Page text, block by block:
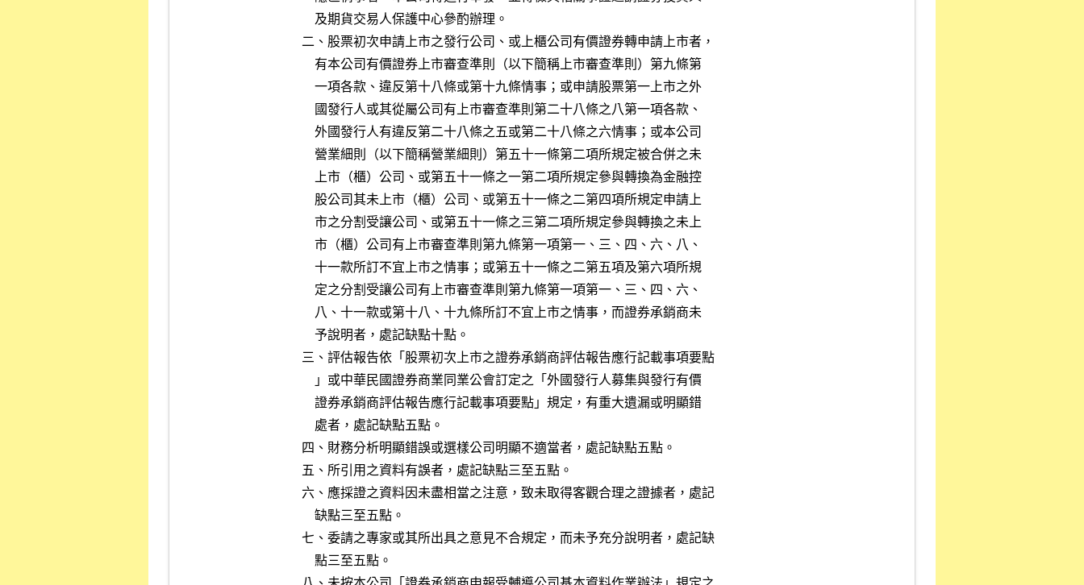
二、股票初次申請上市之發行公司、或上櫃公司有價證券轉申請上市者，
三、評估報告依「股票初次上市之證券承銷商評估報告應行記載事項要點
四、財務分析明顯錯誤或選樣公司明顯不適當者，處記缺點五點。
五、所引用之資料有誤者，處記缺點三至五點。
六、應採證之資料因未盡相當之注意，致未取得客觀合理之證據者，處記
七、委請之專家或其所出具之意見不合規定，而未予充分說明者，處記缺